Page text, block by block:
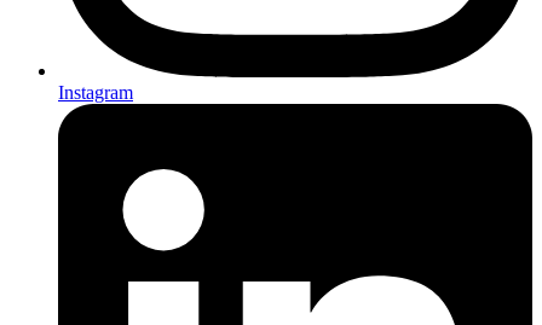
Instagram